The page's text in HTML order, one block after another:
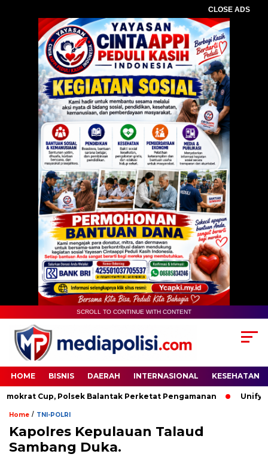
CLOSE ADS
SCROLL TO CONTINUE WITH CONTENT
HOME BISNIS DAERAH INTERNASIONAL KESEHATAN
Cup, Polsek Balantak Perketat Pengamanan Unifying
Home / TNI-POLRI
Kapolres Kepulauan Talaud
Sambang Duka.